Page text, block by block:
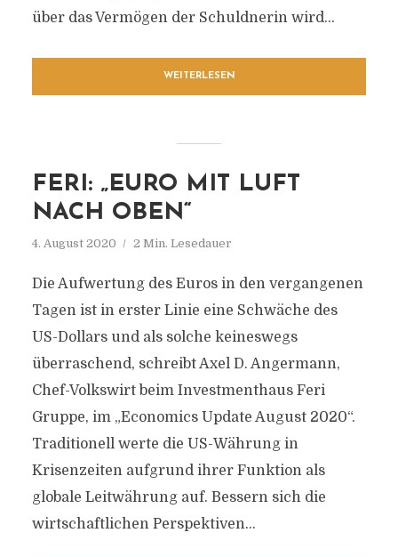
über das Vermögen der Schuldnerin wird...
WEITERLESEN
FERI: „EURO MIT LUFT
NACH OBEN“
4. August 2020 2 Min. Lesedauer
Die Aufwertung des Euros in den vergangenen
Tagen ist in erster Linie eine Schwäche des
US-Dollars und als solche keineswegs
überraschend, schreibt Axel D. Angermann,
Chef-Volkswirt beim Investmenthaus Feri
Gruppe, im „Economics Update August 2020“.
Traditionell werte die US-Währung in
Krisenzeiten aufgrund ihrer Funktion als
globale Leitwährung auf. Bessern sich die
wirtschaftlichen Perspektiven...